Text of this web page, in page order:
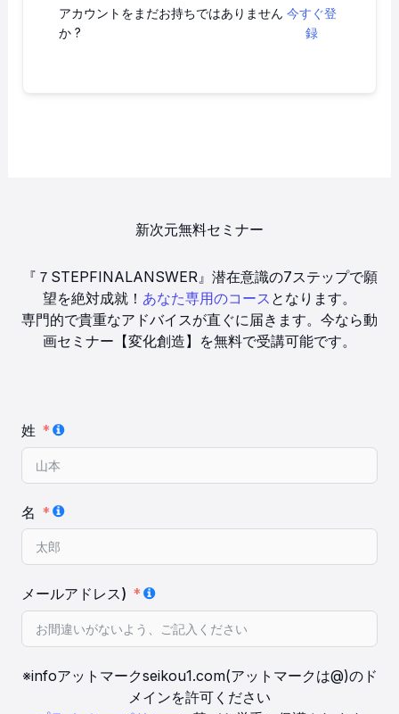
アカウントをまだお持ちではありません
か ?
今すぐ登
録
新次元無料セミナー
『７STEPFINALANSWER』潜在意識の7ステップで願
望を絶対成就！ あなた専用のコース となります。
専門的で貴重なアドバイスが直ぐに届きます。今なら動
画セミナー【変化創造】を無料で受講可能です。
姓
名
メールアドレス)
※infoアットマークseikou1.com(アットマークは@)のド
メインを許可ください